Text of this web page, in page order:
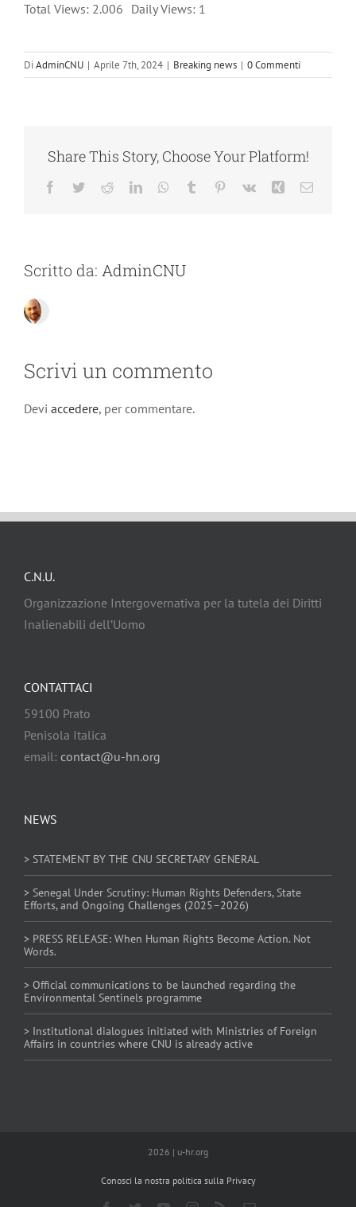
Total Views: 2.006 Daily Views: 1
DiAdminCNU | Aprile 7th, 2024 | Breaking news | 0 Commenti
Share This Story, Choose Your Platform!
Facebook
TwitterRedditLinkedInWhatsApp
Tumblr Pinterest
Vk Xing Email
Scritto da: AdminCNU
Scrivi un commento
Devi accedere, per commentare.
C.N.U.
Organizzazione Intergovernativa per la tutela dei Diritti
Inalienabili dell’Uomo
NEWS
> STATEMENT BY THE CNU SECRETARY GENERAL
> Senegal Under Scrutiny: Human Rights Defenders, State
Efforts, and Ongoing Challenges (2025–2026)
> PRESS RELEASE: When Human Rights Become Action. Not
Words.
> Official communications to be launched regarding the
Environmental Sentinels programme
> Institutional dialogues initiated with Ministries of Foreign
Affairs in countries where CNU is already active
CONTATTACI
59100 Prato
Penisola Italica
email: contact@u-hn.org
2026 | u-hr.org
Conosci la nostra politica sulla Privacy